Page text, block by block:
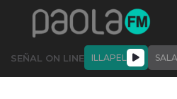
Click acá para ir directamente
SEÑAL ON LINE ILLAPEL